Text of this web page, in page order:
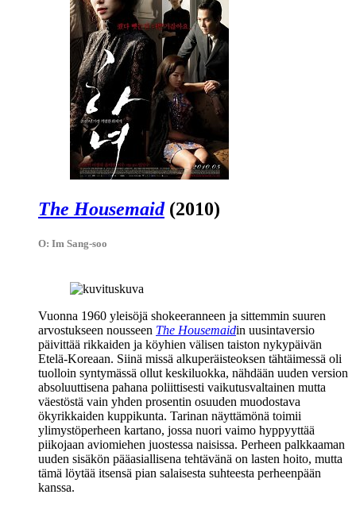
The Housemaid(2010)
O: Im Sang-soo
Vuonna 1960 yleisöjä shokeeranneen ja sittemmin suuren
arvostukseen nousseen The Housemaidin uusintaversio
päivittää rikkaiden ja köyhien välisen taiston nykypäivän
Etelä-Koreaan. Siinä missä alkuperäisteoksen tähtäimessä oli
tuolloin syntymässä ollut keskiluokka, nähdään uuden version
absoluuttisena pahana poliittisesti vaikutusvaltainen mutta
väestöstä vain yhden prosentin osuuden muodostava
ökyrikkaiden kuppikunta. Tarinan näyttämönä toimii
ylimystöperheen kartano, jossa nuori vaimo hyppyyttää
piikojaan aviomiehen juostessa naisissa. Perheen palkkaaman
uuden sisäkön pääasiallisena tehtävänä on lasten hoito, mutta
tämä löytää itsensä pian salaisesta suhteesta perheenpään
kanssa.